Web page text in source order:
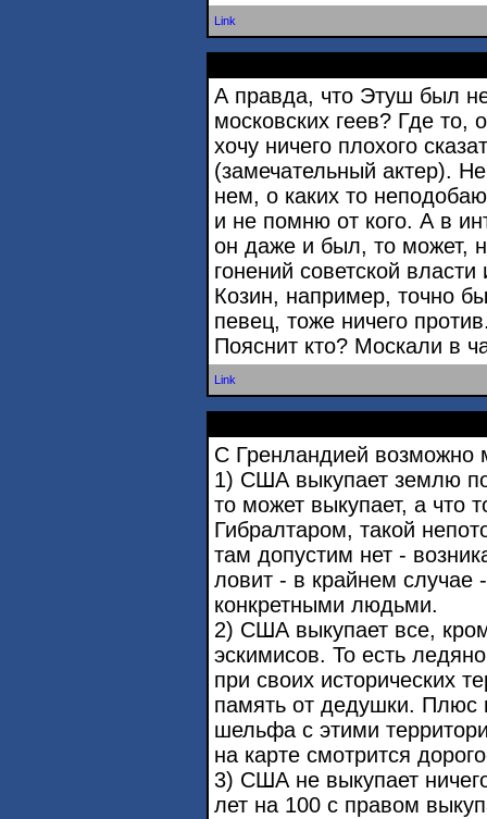
Link
А правда, что Этуш был
московских геев? Где то,
хочу ничего плохого
(замечательный актер).
нем, о каких то
и не помню от кого. А в
он даже и был, то может,
гонений советской власти
Козин, например, точно
певец, тоже ничего
Пояснит кто? Москали в
Link
С Гренландией возможно
1) США выкупает землю
то может выкупает, а что
Гибралтаром, такой
там допустим нет -
ловит - в крайнем
конкретными людьми.
2) США выкупает все,
эскимисов. То есть
при своих исторических
память от дедушки. Плюс
шельфа с этими
на карте смотрится
3) США не выкупает
лет на 100 с правом